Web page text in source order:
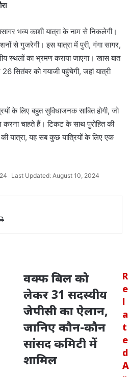
भव्य काशी यात्रा के नाम से निकलेगी।
से गुजरेगी। इस यात्रा में पुरी, गंगा सागर,
स्थलों का भ्रमण कराया जाएगा। खास बात
सितंबर को गयाजी पहुंचेगी, जहां यात्री
के लिए बहुत सुविधाजनक साबित होगी, जो
करना चाहते हैं। टिकट के साथ पुरोहित की
की यात्रा, यह सब कुछ यात्रियों के लिए एक
Last Updated: August 10, 2024
Print
वक्फ बिल को
लेकर 31 सदस्यीय
जेपीसी का ऐलान,
जानिए कौन-कौन
सांसद कमिटी में
शामिल
R
e
l
a
t
e
d
A